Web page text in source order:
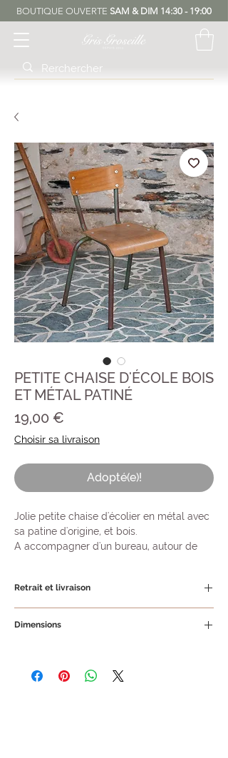
BOUTIQUE OUVERTE SAM & DIM 14:30 - 19:00
PETITE CHAISE D'ÉCOLE BOIS
ET MÉTAL PATINÉ
19,00 €
Choisir sa livraison
Adopté(e)!
Jolie petite chaise d'écolier en métal avec
sa patine d'origine, et bois.
A accompagner d'un bureau, autour de
Retrait et livraison
Pour toute demande de livraison, nous
Dimensions